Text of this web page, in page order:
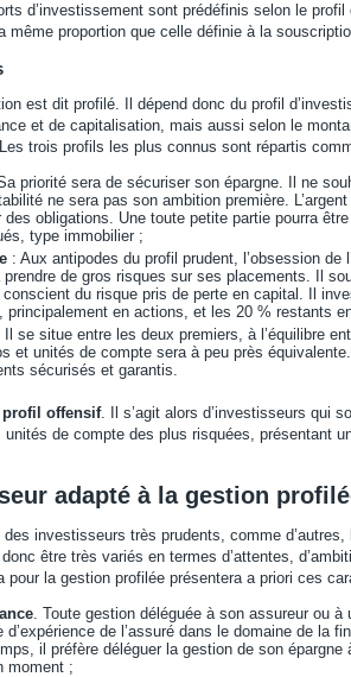
d’investissement sont prédéfinis selon le
même proportion que celle définie à la
est dit profilé. Il dépend donc du profil
et de capitalisation, mais aussi selon le
trois profils les plus connus sont répartis
priorité sera de sécuriser son épargne. Il ne
ne sera pas son ambition première.
obligations. Une toute petite partie pourra
type immobilier ;
: Aux antipodes du profil prudent, l’obsession de
de gros risques sur ses placements. Il
du risque pris de perte en capital. Il
principalement en actions, et les 20 % restants
se situe entre les deux premiers, à l’équilibre
et unités de compte sera à peu près
sécurisés et garantis.
profil offensif. Il s’agit alors d’investisseurs qui
unités de compte des plus risquées, présentant
adapté à la gestion
investisseurs très prudents, comme
être très variés en termes d’attentes,
pour la gestion profilée présentera a priori ces
. Toute gestion déléguée à son assureur ou à
d’expérience de l’assuré dans le domaine de la
il préfère déléguer la gestion de son épargne
moment ;